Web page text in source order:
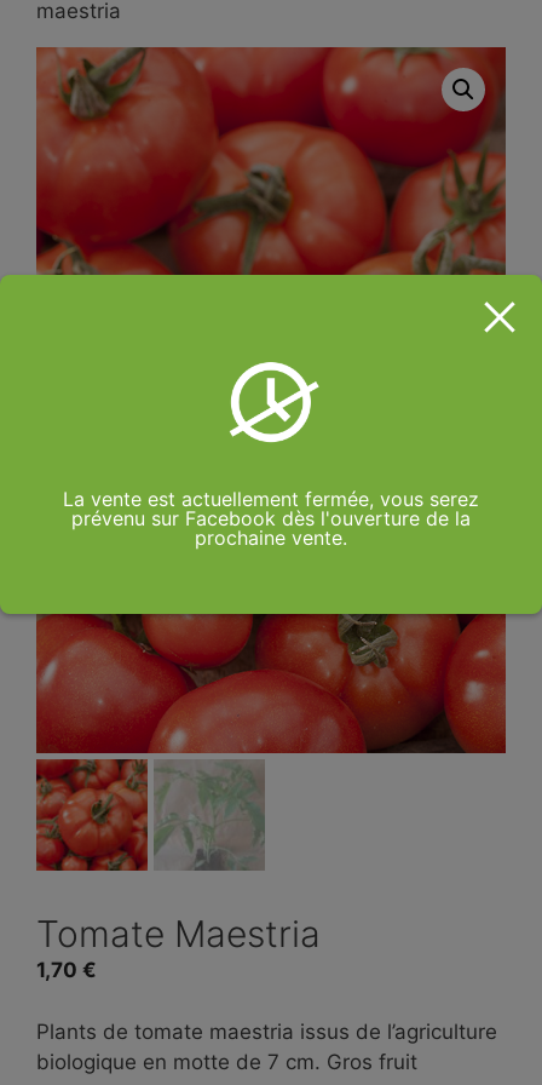
maestria
Tomate Maestria
1,70 €
Plants de tomate maestria issus de l’agriculture
biologique en motte de 7 cm. Gros fruit
La vente est actuellement fermée, vous serez
prévenu sur Facebook dès l'ouverture de la
prochaine vente.